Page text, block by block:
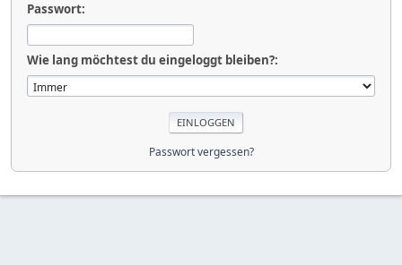
Passwort:
Wie lang möchtest du eingeloggt bleiben?:
Passwort vergessen?